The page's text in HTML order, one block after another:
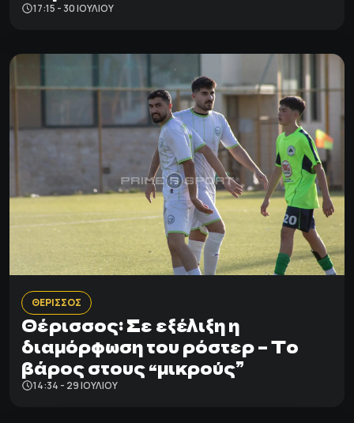
17:15 - 30 ΙΟΥΛΊΟΥ
ΘΕΡΙΣΣΟΣ
Θέρισσος: Σε εξέλιξη η
διαμόρφωση του ρόστερ – Το
βάρος στους “μικρούς”
14:34 - 29 ΙΟΥΛΊΟΥ